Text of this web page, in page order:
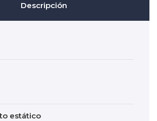
Descripción
estático